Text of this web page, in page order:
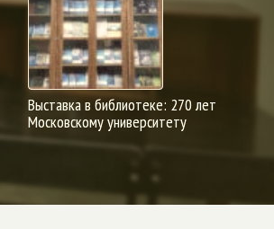
Выставка в библиотеке: 270 лет
Московскому университету